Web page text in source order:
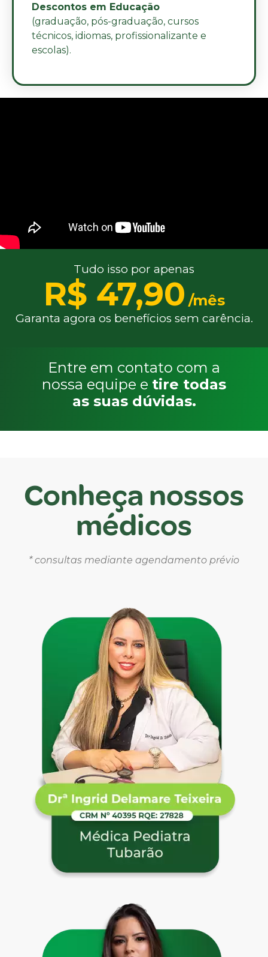
Descontos em Educação
(graduação, pós-graduação, cursos
técnicos, idiomas, profissionalizante e
escolas).
Tudo isso por apenas
R$ 47,90 /mês
Garanta agora os benefícios sem carência.
Entre em contato com a
nossa equipe e tire todas
as suas dúvidas.
Conheça nossos
médicos
* consultas mediante agendamento prévio